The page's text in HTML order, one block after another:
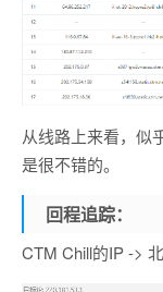
从线路上来看，似
是很不错的。
回程追踪：
CTM Chill的IP ->